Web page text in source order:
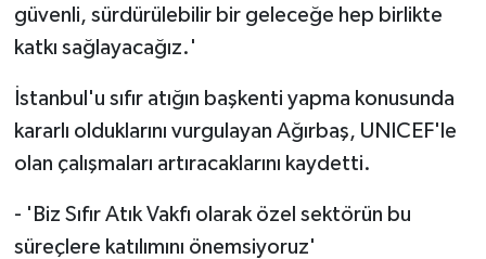
güvenli, sürdürülebilir bir geleceğe hep birlikte
katkı sağlayacağız.'
İstanbul'u sıfır atığın başkenti yapma konusunda
kararlı olduklarını vurgulayan Ağırbaş, UNICEF'le
olan çalışmaları artıracaklarını kaydetti.
- 'Biz Sıfır Atık Vakfı olarak özel sektörün bu
süreçlere katılımını önemsiyoruz'